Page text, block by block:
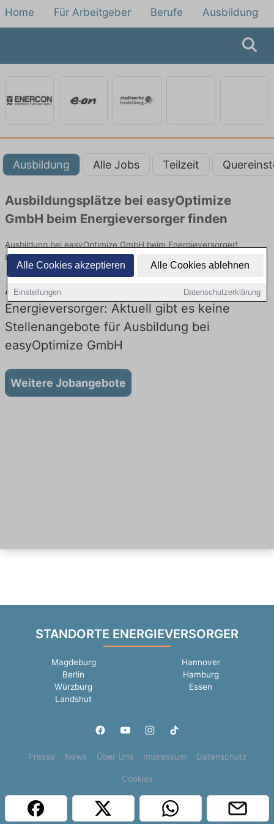
Alle Cookies akzeptieren Alle Cookies ablehnen
Einstellungen Datenschutzerklärung
Home Für Arbeitgeber Berufe Ausbildung
Ausbildung Alle Jobs Teilzeit
Ausbildungsplätze bei easyOptimize
GmbH beim Energieversorger finden
Ausbildung bei easyOptimize GmbH beim Energieversorger!
Lehrstellen in Technik. Jetzt bewerben!
Ausbildung bei easyOptimize GmbH beim
Energieversorger: Aktuell gibt es keine
Stellenangebote für Ausbildung bei
easyOptimize GmbH
Weitere Jobangebote
STANDORTE ENERGIEVERSORGER
Magdeburg
Hannover
Berlin
Hamburg
Würzburg
Essen
Landshut
Presse News Über Uns Impressum Datenschutz
Cookies
Copyright © 2000 - 2026 | 1A Infosysteme GmbH | Content by: 1a-sites-jobs
08.08.2026